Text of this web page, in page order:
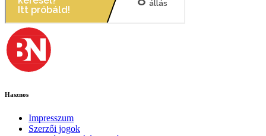
Hasznos
Impresszum
Szerzői jogok